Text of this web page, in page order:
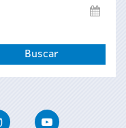
InstagramYoutube